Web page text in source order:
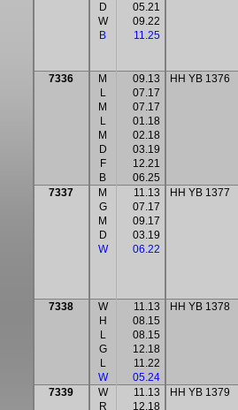
D
W
B
05.21
09.22
11.25
7336
M
L
M
L
M
D
F
B
09.13
07.17
07.17
01.18
02.18
03.19
12.21
06.25
HH YB 1376
7337
M
G
M
D
W
11.13
07.17
09.17
03.19
06.22
HH YB 1377
7338
W
H
L
G
L
W
11.13
08.15
08.15
12.18
11.22
05.24
HH YB 1378
7339
W
R
11.13
12.18
HH YB 1379